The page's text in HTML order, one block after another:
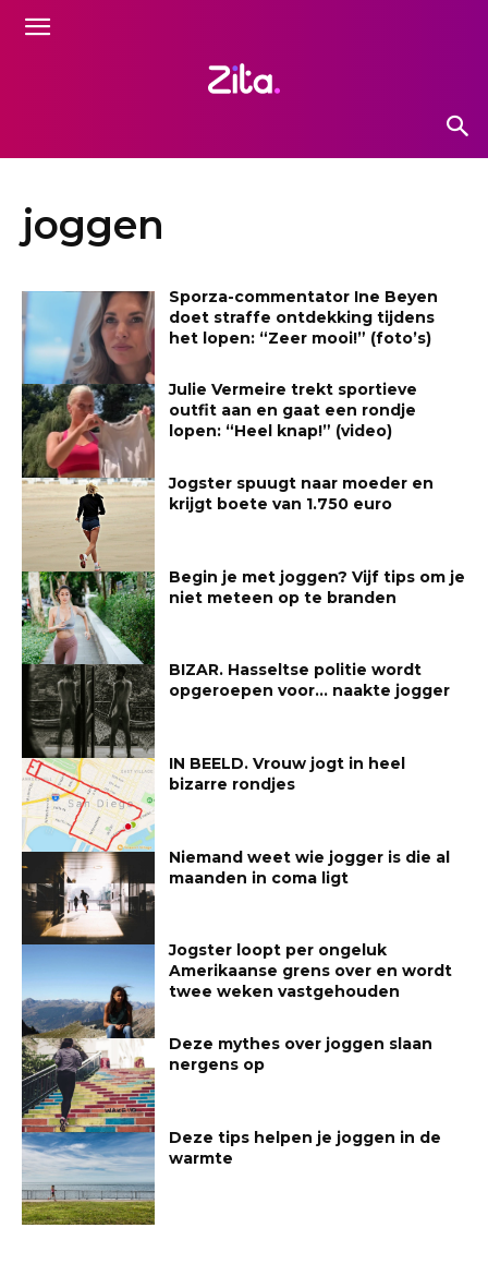
joggen
Sporza-commentator Ine Beyen
doet straffe ontdekking tijdens
het lopen: “Zeer mooi!” (foto’s)
Julie Vermeire trekt sportieve
outfit aan en gaat een rondje
lopen: “Heel knap!” (video)
Jogster spuugt naar moeder en
krijgt boete van 1.750 euro
Begin je met joggen? Vijf tips om je
niet meteen op te branden
BIZAR. Hasseltse politie wordt
opgeroepen voor… naakte jogger
IN BEELD. Vrouw jogt in heel
bizarre rondjes
Niemand weet wie jogger is die al
maanden in coma ligt
Jogster loopt per ongeluk
Amerikaanse grens over en wordt
twee weken vastgehouden
Deze mythes over joggen slaan
nergens op
Deze tips helpen je joggen in de
warmte